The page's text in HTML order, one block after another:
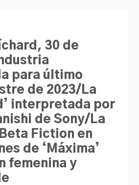
30 de
para último
de 2023/La
interpretada por
de Sony/La
Fiction en
de ‘Máxima’
femenina y